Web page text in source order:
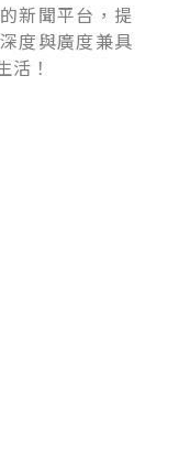
新聞平台，提
度與廣度兼具
活！